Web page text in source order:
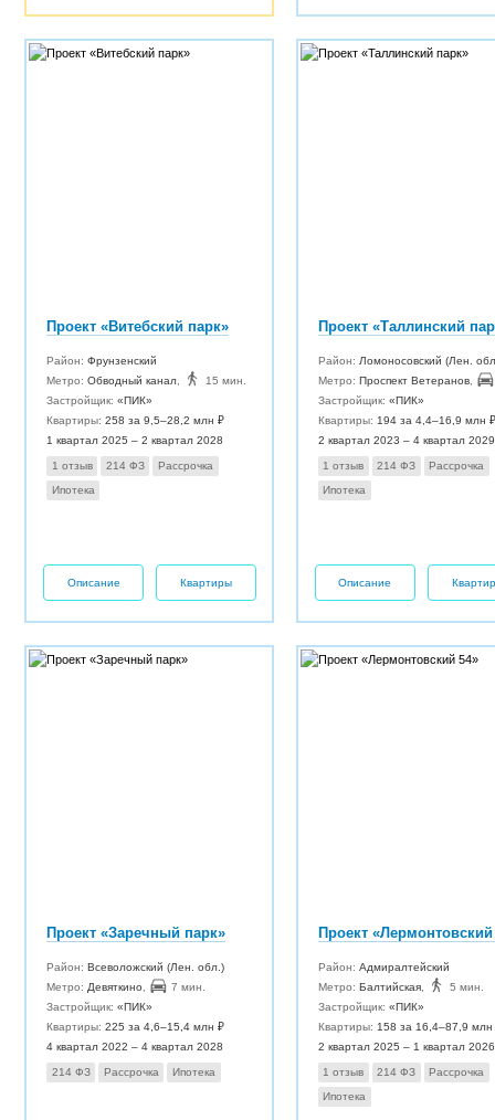
Проект «Витебский парк»
Район:Фрунзенский
Метро: Обводный канал
15 мин.
Застройщик:«ПИК»
Квартиры:258 за 9,5–28,2 млн ₽
1 квартал 2025 – 2 квартал 2028
1 отзыв 214 ФЗ
Рассрочка
Ипотека
Описание Квартиры
Проект «Таллинский
Район: Ломоносовский (Лен.
Метро: Проспект Ветеранов,
Застройщик: «ПИК»
Квартиры: 194 за 4,4–16,9 млн ₽
2 квартал 2023 – 4 квартал 2029
1 отзыв 214 ФЗ
Рассрочка
Ипотека
Описание
Проект «Заречный парк»
Район:Всеволожский (Лен. обл.)
Метро: Девяткино
7 мин.
Застройщик:«ПИК»
Квартиры:225 за 4,6–15,4 млн ₽
4 квартал 2022 – 4 квартал 2028
214 ФЗ Рассрочка Ипотека
Проект «Лермонтовский
Район: Адмиралтейский
Метро: Балтийская,
5 мин.
Застройщик: «ПИК»
Квартиры: 158 за 16,4–87,9 млн
2 квартал 2025 – 1 квартал 2026
1 отзыв 214 ФЗ
Рассрочка
Ипотека